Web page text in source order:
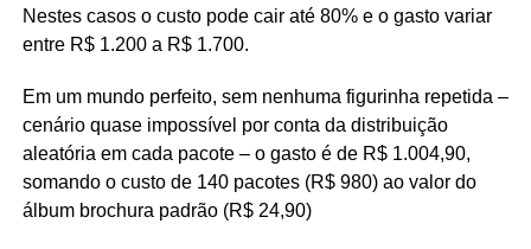
Nestes casos o custo pode cair até 80% e o gasto variar
entre R$ 1.200 a R$ 1.700.
Em um mundo perfeito, sem nenhuma figurinha repetida –
cenário quase impossível por conta da distribuição
aleatória em cada pacote – o gasto é de R$ 1.004,90,
somando o custo de 140 pacotes (R$ 980) ao valor do
álbum brochura padrão (R$ 24,90)